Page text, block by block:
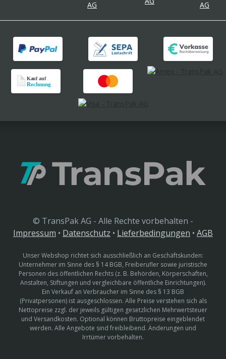
© TransPak AG - Alle Rechte vorbehalten -
Impressum • Datenschutz • Lieferbedingungen • AGB
Unser Webshop richtet sich ausschließlich an Geschäftskunden:
Unternehmer im Sinne des § 14 BGB, Freiberufler sowie juristische
Personen des öffentlichen Rechts (z. B. Behörden, Körperschaften,
Anstalten, Stiftungen und vergleichbare öffentliche Einrichtungen).
Ein Verkauf an Verbraucher im Sinne des § 13 BGB
(Privatpersonen) ist ausgeschlossen. Alle Preise verstehen sich als
Nettopreise zzgl. der jeweils gültigen gesetzlichen Mehrwertsteuer
und Versandkosten. Optional können Bruttopreise eingeblendet
werden. Alle Angebote sind freibleibend. Änderungen und
Irrtümer vorbehalten.